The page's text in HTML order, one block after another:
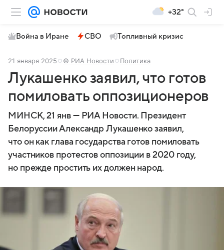
+32°
Война в Иране СВО Топливный кризис
21 января 2025 © РИА Новости Политика
Лукашенко заявил, что готов
помиловать оппозиционеров
МИНСК, 21 янв — РИА Новости. Президент
Белоруссии Александр Лукашенко заявил,
что он как глава государства готов помиловать
участников протестов оппозиции в 2020 году,
но прежде простить их должен народ.